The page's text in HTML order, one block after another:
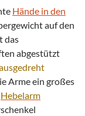
Hände in den
auf den
das
abgestützt
Arme ein großes
Hebelarm